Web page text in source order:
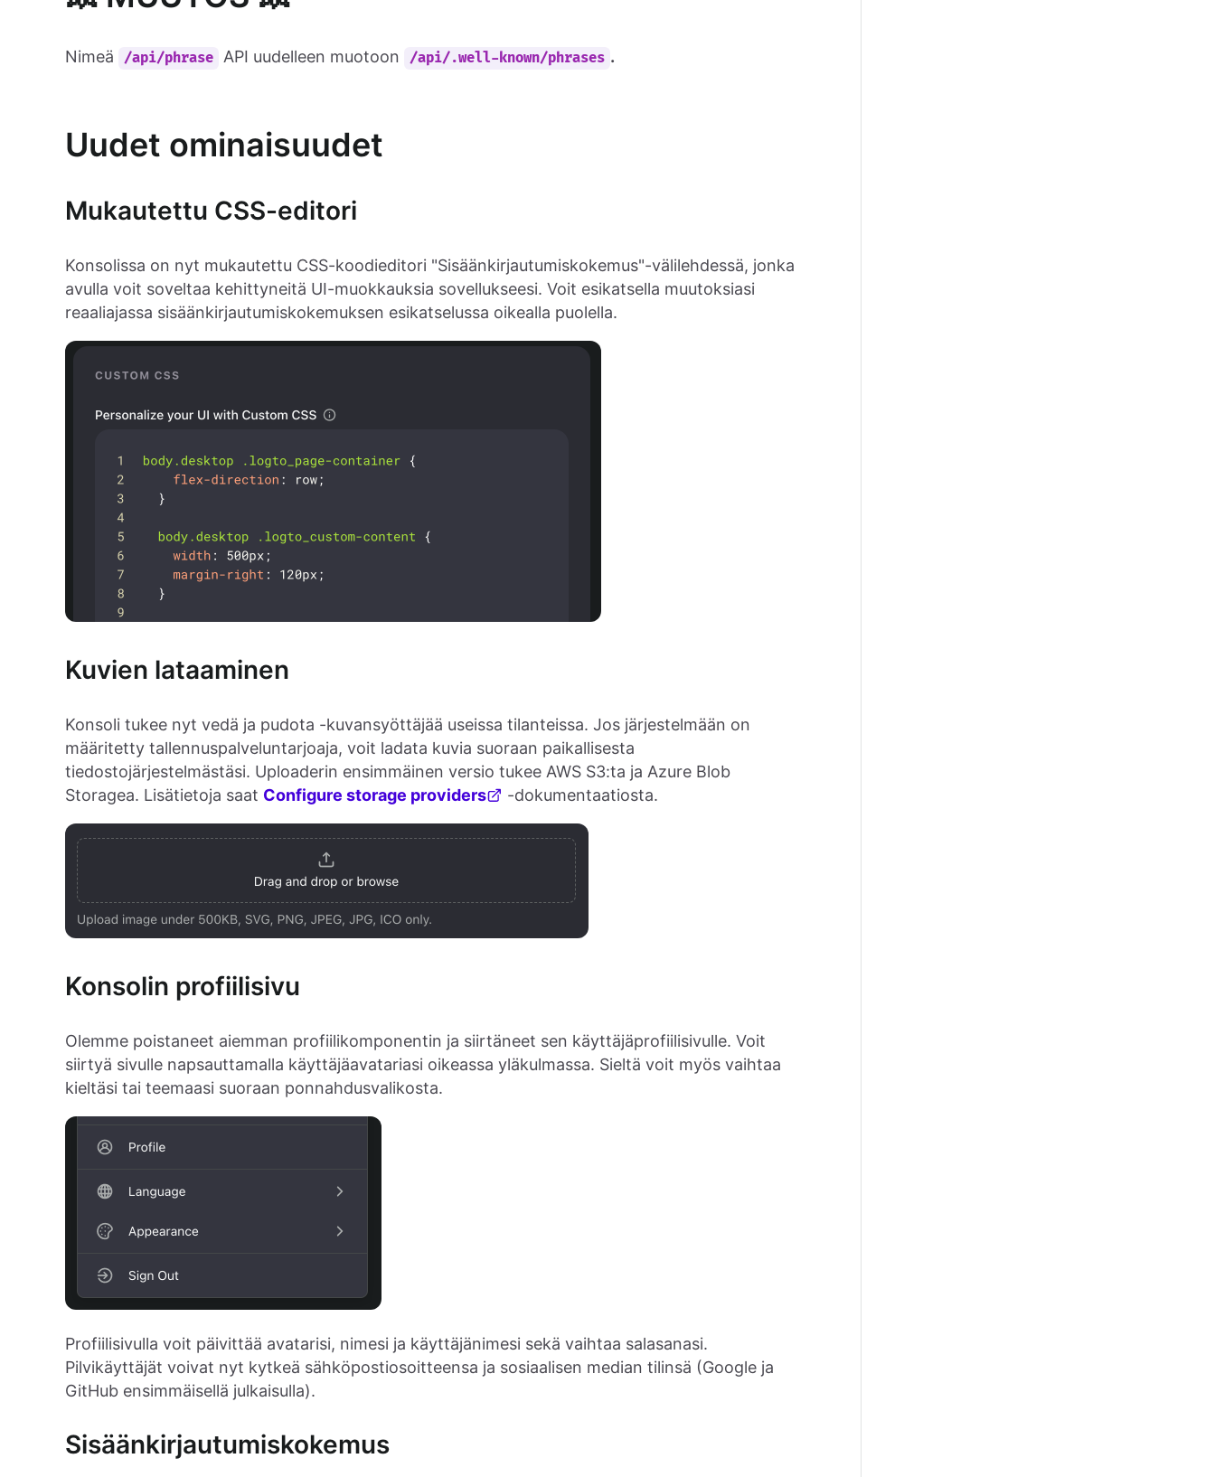
Nimeä /api/phrase API uudelleen muotoon /api/.well-known/phrases .
Uudet ominaisuudet
Mukautettu CSS-editori
Konsolissa on nyt mukautettu CSS-koodieditori "Sisäänkirjautumiskokemus"-välilehdessä, jonka
avulla voit soveltaa kehittyneitä UI-muokkauksia sovellukseesi. Voit esikatsella muutoksiasi
reaaliajassa sisäänkirjautumiskokemuksen esikatselussa oikealla puolella.
Kuvien lataaminen
Konsoli tukee nyt vedä ja pudota -kuvansyöttäjää useissa tilanteissa. Jos järjestelmään on
määritetty tallennuspalveluntarjoaja, voit ladata kuvia suoraan paikallisesta
tiedostojärjestelmästäsi. Uploaderin ensimmäinen versio tukee AWS S3:ta ja Azure Blob
Storagea. Lisätietoja saat Configure storage providers -dokumentaatiosta.
Konsolin profiilisivu
Olemme poistaneet aiemman profiilikomponentin ja siirtäneet sen käyttäjäprofiilisivulle. Voit
siirtyä sivulle napsauttamalla käyttäjäavatariasi oikeassa yläkulmassa. Sieltä voit myös vaihtaa
kieltäsi tai teemaasi suoraan ponnahdusvalikosta.
Profiilisivulla voit päivittää avatarisi, nimesi ja käyttäjänimesi sekä vaihtaa salasanasi.
Pilvikäyttäjät voivat nyt kytkeä sähköpostiosoitteensa ja sosiaalisen median tilinsä (Google ja
GitHub ensimmäisellä julkaisulla).
Sisäänkirjautumiskokemus